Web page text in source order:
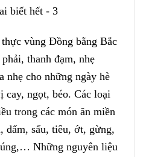
vùng Đồng bằng Bắc
thanh đạm, nhẹ
nhẹ cho những ngày hè
cay, ngọt, béo. Các loại
trong các món ăn miền
dấm, sấu, tiêu, ớt, gừng,
Những nguyên liệu